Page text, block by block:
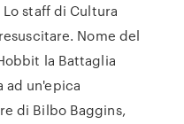
staff di Cultura
Nome del
la Battaglia
ad un'epica
di Bilbo Baggins,